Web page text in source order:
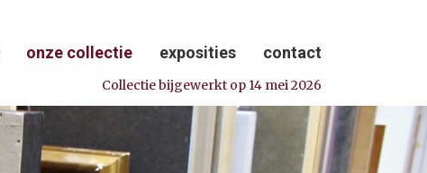
Collectie bijgewerkt op 14 mei 2026
onze collectie exposities contact